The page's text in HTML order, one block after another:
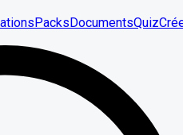
PacksDocumentsQuiz